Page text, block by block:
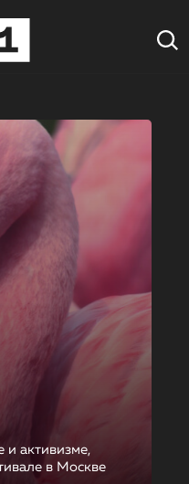
активизме,
в Москве